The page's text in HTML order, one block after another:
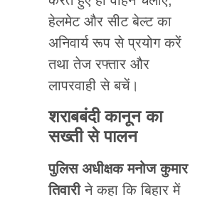
हेलमेट और सीट बेल्ट का
अनिवार्य रूप से प्रयोग करें
तथा तेज रफ्तार और
लापरवाही से बचें।
शराबबंदी कानून का
सख्ती से पालन
पुलिस अधीक्षक मनोज कुमार
तिवारीने कहा कि बिहार में